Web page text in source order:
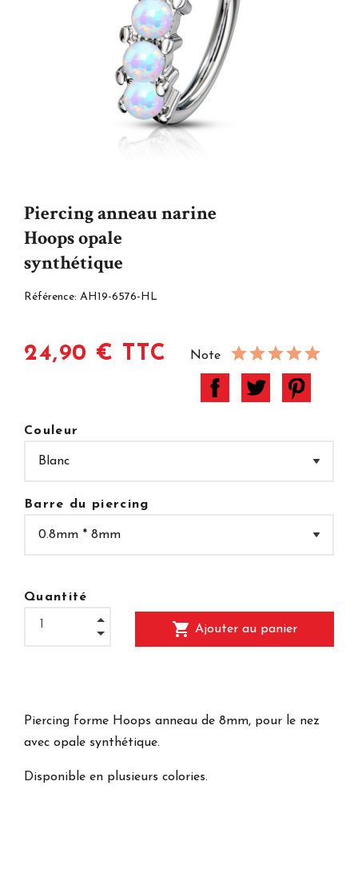
Piercing anneau narine
Hoops opale
synthétique
Référence: AH19-6576-HL
24,90 € TTC Note
Couleur
Barre du piercing
Quantité
shopping_cart Ajouter au panier
Piercing forme Hoops anneau de 8mm, pour le nez
avec opale synthétique.
Disponible en plusieurs colories.